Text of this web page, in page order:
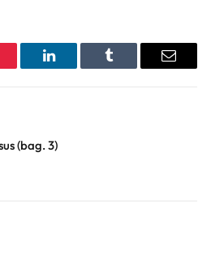
LinkedIn Tumblr Email
(bag. 3)